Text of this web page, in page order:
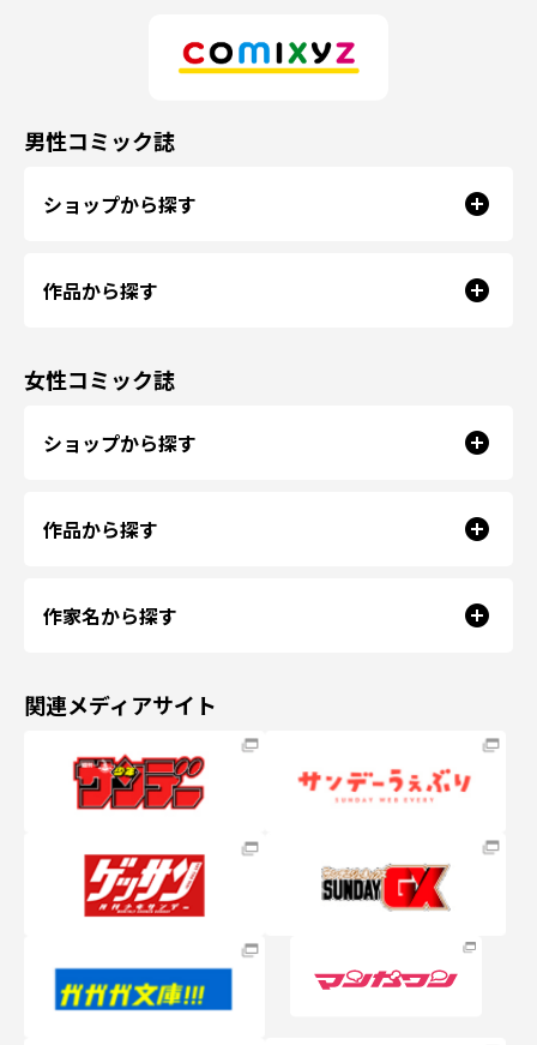
男性コミック誌
ショップから探す
作品から探す
女性コミック誌
ショップから探す
作品から探す
作家名から探す
関連メディアサイト